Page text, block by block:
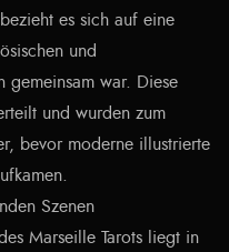
es sich auf eine
und
gemeinsam war. Diese
und wurden zum
bevor moderne illustrierte
Szenen
Marseille Tarots liegt in